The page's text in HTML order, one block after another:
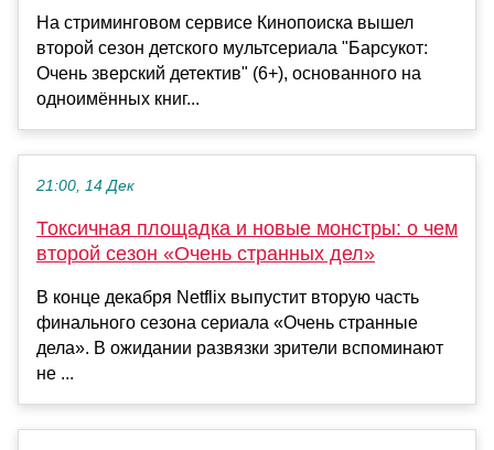
На стриминговом сервисе Кинопоиска вышел
второй сезон детского мультсериала "Барсукот:
Очень зверский детектив" (6+), основанного на
одноимённых книг...
21:00, 14 Дек
Токсичная площадка и новые монстры: о чем
второй сезон «Очень странных дел»
В конце декабря Netflix выпустит вторую часть
финального сезона сериала «Очень странные
дела». В ожидании развязки зрители вспоминают
не ...